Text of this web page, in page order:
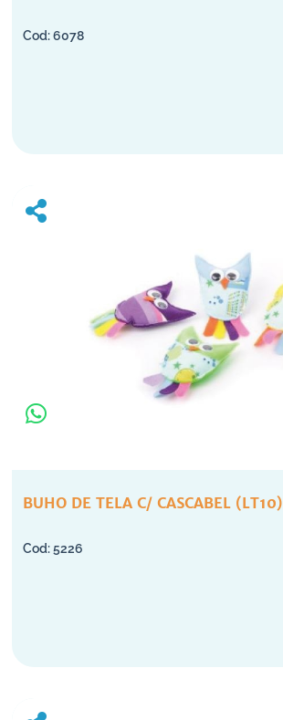
6078
BUHO DE TELA C/ CASCABEL (LT10)
5226